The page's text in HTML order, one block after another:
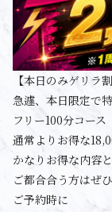
【本日のみゲリラ割
急遽、本日限定で
フリー100分コース
通常よりお得な
かなりお得な内容
ご都合合う方はぜ
ご予約時に